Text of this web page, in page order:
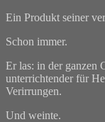
Ein Produkt seiner
Schon immer.
Er las: in der ganzen
unterrichtender für
Verirrungen.
Und weinte.